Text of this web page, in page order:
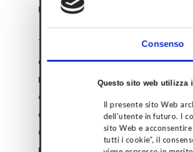
Consenso
Questo sito web utilizza
Il presente sito Web
dell’utente in futuro. I
sito Web e
tutti i cookie”, il
richiede tempo per potersi
Tutto deriva dai nostri
delle rappresentazioni
mondo attorno a noi. I
organizzativi e sociali (Chris
della realtà. Questo lo fa
completezza. I modelli
muovere agevolmente nella